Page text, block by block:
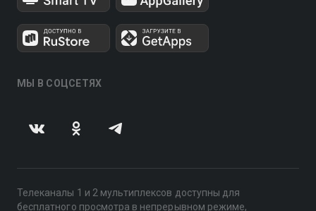
МЫ В СОЦСЕТЯХ
Телеканалы 1 и 2 мультиплексов доступны для
бесплатного просмотра в непрерывном режиме,